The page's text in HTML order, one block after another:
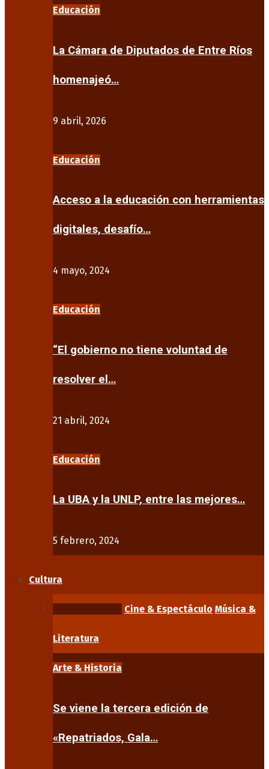
Educación
La Cámara de Diputados de Entre Ríos
homenajeó…
9 abril, 2026
Educación
Acceso a la educación con herramientas
digitales, desafío…
4 mayo, 2024
Educación
“El gobierno no tiene voluntad de
resolver el…
21 abril, 2024
Educación
La UBA y la UNLP, entre las mejores…
5 febrero, 2024
Cultura
Cine & Espectáculo Música &
Literatura
Arte & Historia
Se viene la tercera edición de
«Repatriados, Gala…